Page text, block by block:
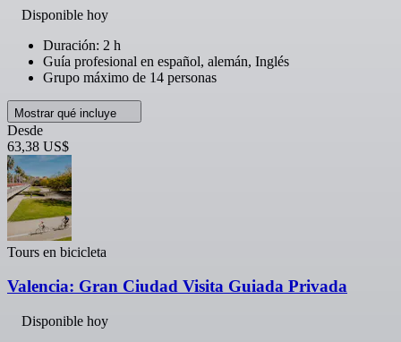
Disponible hoy
Duración: 2 h
Guía profesional en español, alemán, Inglés
Grupo máximo de 14 personas
Mostrar qué incluye
Desde
63,38 US$
Tours en bicicleta
Valencia: Gran Ciudad Visita Guiada Privada
Disponible hoy